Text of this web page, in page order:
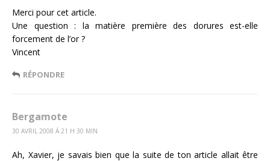
Merci pour cet article.
Une question : la matière première des dorures est-elle
forcement de l’or ?
Vincent
RÉPONDRE
Bergamote
30 AVRIL 2008 Á 21 H 30 MIN
Ah, Xavier, je savais bien que la suite de ton article allait être